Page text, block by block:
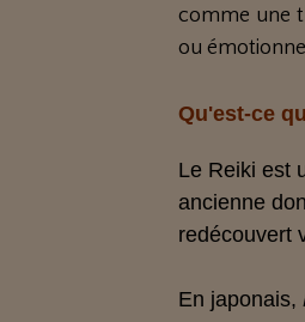
comme une
ou
Qu'est-ce
Le Reiki est
ancienne
redécouvert
En japonais,